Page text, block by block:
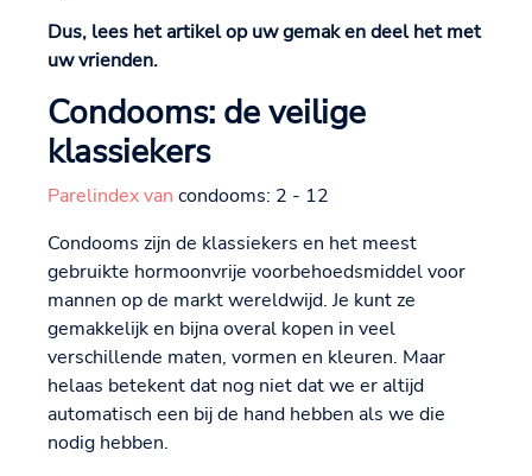
Dus, lees het artikel op uw gemak en deel het met
uw vrienden.
Condooms: de veilige
klassiekers
Parelindex van condooms: 2 - 12
Condooms zijn de klassiekers en het meest
gebruikte hormoonvrije voorbehoedsmiddel voor
mannen op de markt wereldwijd. Je kunt ze
gemakkelijk en bijna overal kopen in veel
verschillende maten, vormen en kleuren. Maar
helaas betekent dat nog niet dat we er altijd
automatisch een bij de hand hebben als we die
nodig hebben.